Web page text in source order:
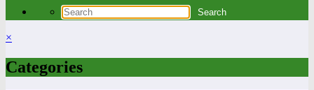
×
Categories